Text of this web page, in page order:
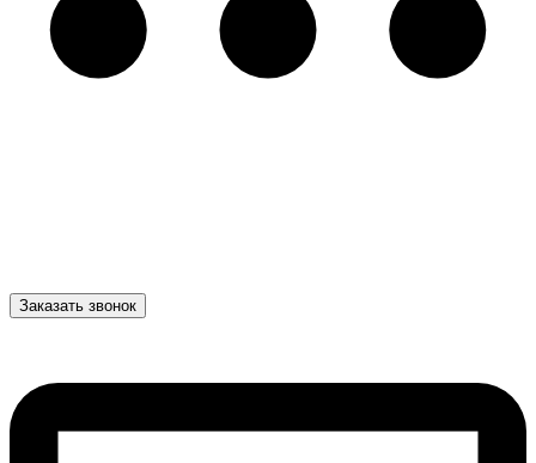
Заказать звонок